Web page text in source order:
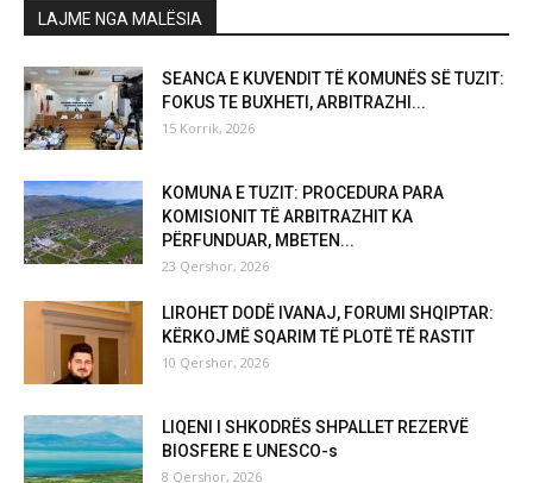
LAJME NGA MALËSIA
SEANCA E KUVENDIT TË KOMUNËS SË TUZIT:
FOKUS TE BUXHETI, ARBITRAZHI...
15 Korrik, 2026
KOMUNA E TUZIT: PROCEDURA PARA
KOMISIONIT TË ARBITRAZHIT KA
PËRFUNDUAR, MBETEN...
23 Qershor, 2026
LIROHET DODË IVANAJ, FORUMI SHQIPTAR:
KËRKOJMË SQARIM TË PLOTË TË RASTIT
10 Qershor, 2026
LIQENI I SHKODRËS SHPALLET REZERVË
BIOSFERE E UNESCO-s
8 Qershor, 2026